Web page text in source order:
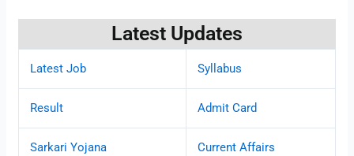
Latest Updates
Latest Job Syllabus
Result Admit Card
Sarkari Yojana Current Affairs